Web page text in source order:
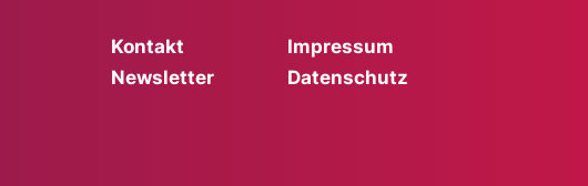
Kontakt
Newsletter
Impressum
Datenschutz